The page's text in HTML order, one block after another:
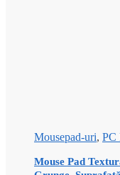
Mousepad-uri, PC
Mouse Pad